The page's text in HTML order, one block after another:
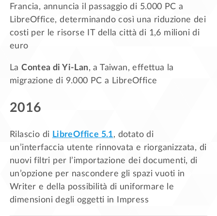
Francia, annuncia il passaggio di 5.000 PC a
LibreOffice, determinando così una riduzione dei
costi per le risorse IT della città di 1,6 milioni di
euro
LaContea di Yi-Lan, a Taiwan, effettua la
migrazione di 9.000 PC a LibreOffice
2016
Rilascio di LibreOffice 5.1, dotato di
un’interfaccia utente rinnovata e riorganizzata, di
nuovi filtri per l’importazione dei documenti, di
un’opzione per nascondere gli spazi vuoti in
Writer e della possibilità di uniformare le
dimensioni degli oggetti in Impress